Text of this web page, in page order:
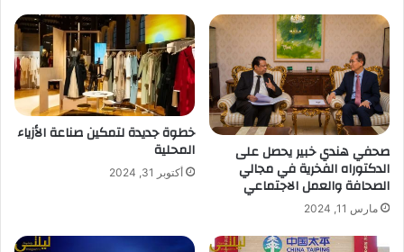
صحفي هندي خبير يحصل على
الدكتوراه الفخرية في مجالي
الصحافة والعمل الاجتماعي
مارس 11, 2024
خطوة جديدة لتمكين صناعة الأزياء
المحلية
أكتوبر 31, 2024